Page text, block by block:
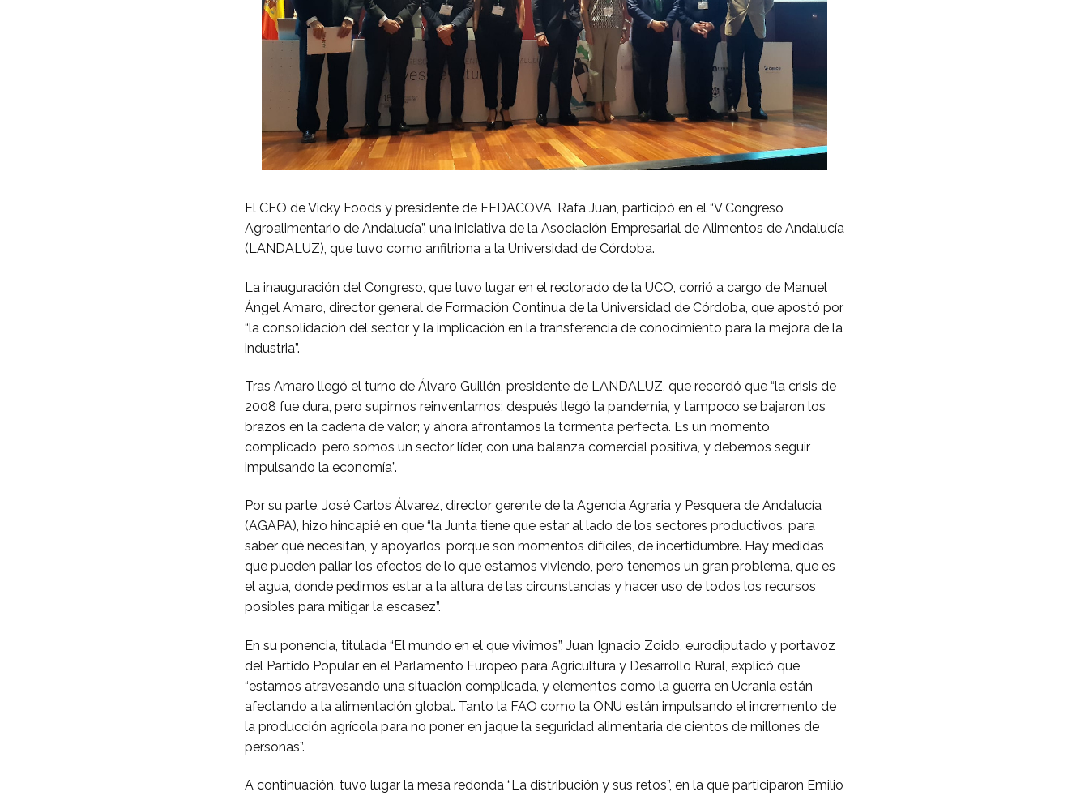
El CEO de Vicky Foods y presidente de FEDACOVA, Rafa Juan, participó en el “V Congreso
Agroalimentario de Andalucía”, una iniciativa de la Asociación Empresarial de Alimentos de Andalucía
(LANDALUZ), que tuvo como anfitriona a la Universidad de Córdoba.
La inauguración del Congreso, que tuvo lugar en el rectorado de la UCO, corrió a cargo de Manuel
Ángel Amaro, director general de Formación Continua de la Universidad de Córdoba, que apostó por
“la consolidación del sector y la implicación en la transferencia de conocimiento para la mejora de la
industria”.
Tras Amaro llegó el turno de Álvaro Guillén, presidente de LANDALUZ, que recordó que “la crisis de
2008 fue dura, pero supimos reinventarnos; después llegó la pandemia, y tampoco se bajaron los
brazos en la cadena de valor; y ahora afrontamos la tormenta perfecta. Es un momento
complicado, pero somos un sector líder, con una balanza comercial positiva, y debemos seguir
impulsando la economía”.
Por su parte, José Carlos Álvarez, director gerente de la Agencia Agraria y Pesquera de Andalucía
(AGAPA), hizo hincapié en que “la Junta tiene que estar al lado de los sectores productivos, para
saber qué necesitan, y apoyarlos, porque son momentos difíciles, de incertidumbre. Hay medidas
que pueden paliar los efectos de lo que estamos viviendo, pero tenemos un gran problema, que es
el agua, donde pedimos estar a la altura de las circunstancias y hacer uso de todos los recursos
posibles para mitigar la escasez”.
En su ponencia, titulada “El mundo en el que vivimos”, Juan Ignacio Zoido, eurodiputado y portavoz
del Partido Popular en el Parlamento Europeo para Agricultura y Desarrollo Rural, explicó que
“estamos atravesando una situación complicada, y elementos como la guerra en Ucrania están
afectando a la alimentación global. Tanto la FAO como la ONU están impulsando el incremento de
la producción agrícola para no poner en jaque la seguridad alimentaria de cientos de millones de
personas”.
A continuación, tuvo lugar la mesa redonda “La distribución y sus retos”, en la que participaron Emilio